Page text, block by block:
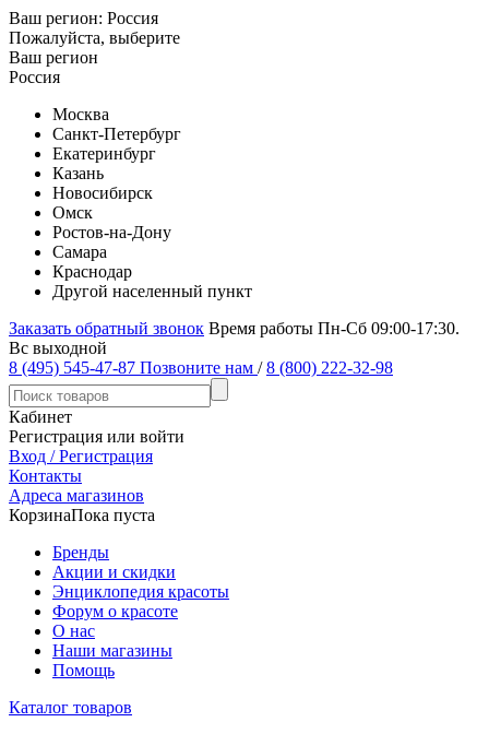
Ваш регион: Россия
Пожалуйста, выберите
Ваш регион
Россия
Москва
Санкт-Петербург
Екатеринбург
Казань
Новосибирск
Омск
Ростов-на-Дону
Самара
Краснодар
Другой населенный пункт
Заказать обратный звонок Время работы Пн-Сб 09:00-17:30.
Вс выходной
8 (495) 545-47-87 Позвоните нам / 8 (800) 222-32-98
Кабинет
Регистрация или войти
Вход / Регистрация
Контакты
Адреса магазинов
КорзинаПока пуста
Бренды
Акции и скидки
Энциклопедия красоты
Форум о красоте
О нас
Наши магазины
Помощь
Каталог товаров